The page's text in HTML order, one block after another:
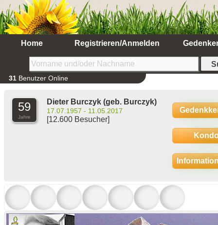
Home Registrieren/Anmelden
31 Benutzer Online
59
Jahre
Dieter Burczyk (geb. Burczyk)
17.07.1957 - 11.05.2017
[12.600 Besucher]